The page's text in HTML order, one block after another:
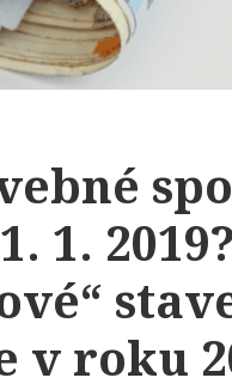
1.
v roku